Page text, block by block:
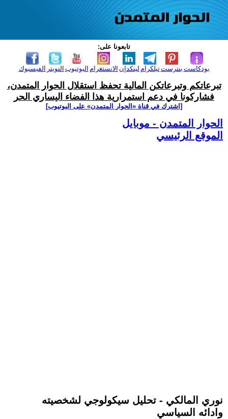
تابعونا على:
الفيسبوك التويتر اليوتيوب الانستغرام لينكدإن تيلكرامبنترست بودكاست
تبرعاتكم وتبرعاتكن المالية تحفظ استقلال الحوار المتمدن،
فشاركونا في دعم استمرارية هذا الفضاء اليساري الحر
[اشترك في قناة ‫«الحوار المتمدن» على اليوتيوب]
الحوار المتمدن - موبايل
الموقع الرئيسي
نوري المالكي - تحليل سيكولوجي لشخصيته
وادائه السياسي